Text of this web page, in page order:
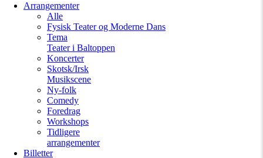
Arrangementer
Alle
Fysisk Teater og Moderne Dans
Tema
Teater i Baltoppen
Koncerter
Skotsk/Irsk
Musikscene
Ny-folk
Comedy
Foredrag
Workshops
Tidligere
arrangementer
Billetter